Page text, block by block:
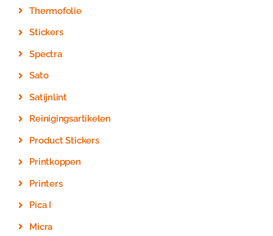
Thermofolie
Stickers
Spectra
Sato
Satijnlint
Reinigingsartikelen
Product Stickers
Printkoppen
Printers
Pica I
Micra